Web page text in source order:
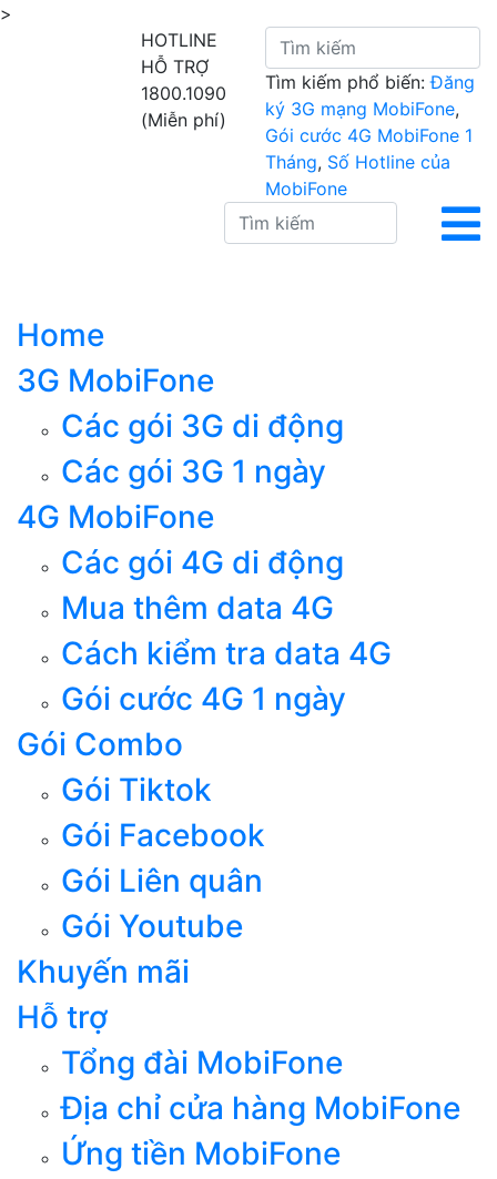
>
HOTLINE
HỖ TRỢ
1800.1090
(Miễn phí)
Tìm kiếm phổ biến: Đăng
ký 3G mạng MobiFone,
Gói cước 4G MobiFone 1
Tháng, Số Hotline của
MobiFone
Home
3G MobiFone
Các gói 3G di động
Các gói 3G 1 ngày
4G MobiFone
Các gói 4G di động
Mua thêm data 4G
Cách kiểm tra data 4G
Gói cước 4G 1 ngày
Gói Combo
Gói Tiktok
Gói Facebook
Gói Liên quân
Gói Youtube
Khuyến mãi
Hỗ trợ
Tổng đài MobiFone
Địa chỉ cửa hàng MobiFone
Ứng tiền MobiFone